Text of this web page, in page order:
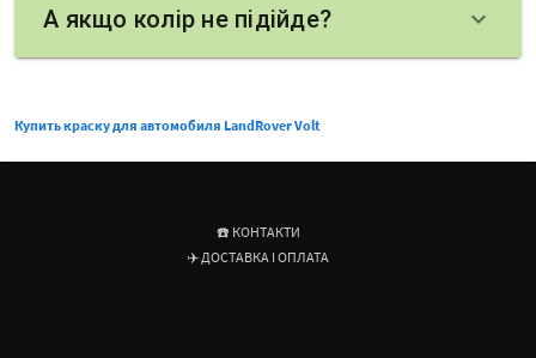
А якщо колір не підійде? keyboard_arrow_down
Купить краску для автомобиля LandRover Volt
☎️ КОНТАКТИ
✈️ ДОСТАВКА І ОПЛАТА